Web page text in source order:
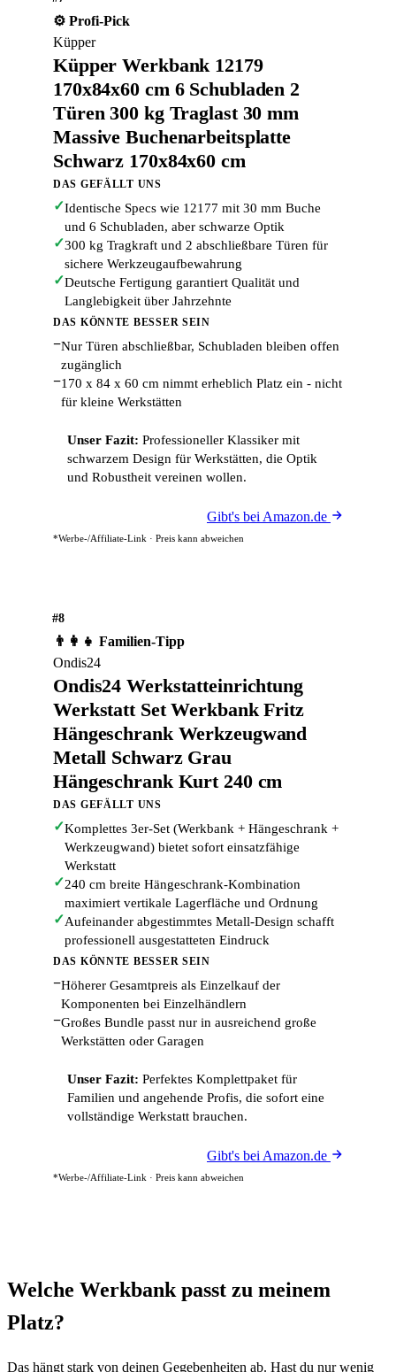
⚙️ Profi-Pick
Küpper
Küpper Werkbank 12179
170x84x60 cm 6 Schubladen 2
Türen 300 kg Traglast 30 mm
Massive Buchenarbeitsplatte
Schwarz 170x84x60 cm
DAS GEFÄLLT UNS
✓Identische Specs wie 12177 mit 30 mm Buche
und 6 Schubladen, aber schwarze Optik
✓300 kg Tragkraft und 2 abschließbare Türen für
sichere Werkzeugaufbewahrung
✓Deutsche Fertigung garantiert Qualität und
Langlebigkeit über Jahrzehnte
DAS KÖNNTE BESSER SEIN
−Nur Türen abschließbar, Schubladen bleiben offen
zugänglich
−170 x 84 x 60 cm nimmt erheblich Platz ein - nicht
für kleine Werkstätten
Unser Fazit: Professioneller Klassiker mit
schwarzem Design für Werkstätten, die Optik
und Robustheit vereinen wollen.
Gibt's bei Amazon.de
*Werbe-/Affiliate-Link · Preis kann abweichen
#8
👨‍👩‍👧 Familien-Tipp
Ondis24
Ondis24 Werkstatteinrichtung
Werkstatt Set Werkbank Fritz
Hängeschrank Werkzeugwand
Metall Schwarz Grau
Hängeschrank Kurt 240 cm
DAS GEFÄLLT UNS
✓Komplettes 3er-Set (Werkbank + Hängeschrank +
Werkzeugwand) bietet sofort einsatzfähige
Werkstatt
✓240 cm breite Hängeschrank-Kombination
maximiert vertikale Lagerfläche und Ordnung
✓Aufeinander abgestimmtes Metall-Design schafft
professionell ausgestatteten Eindruck
DAS KÖNNTE BESSER SEIN
−Höherer Gesamtpreis als Einzelkauf der
Komponenten bei Einzelhändlern
−Großes Bundle passt nur in ausreichend große
Werkstätten oder Garagen
Unser Fazit: Perfektes Komplettpaket für
Familien und angehende Profis, die sofort eine
vollständige Werkstatt brauchen.
Gibt's bei Amazon.de
*Werbe-/Affiliate-Link · Preis kann abweichen
Welche Werkbank passt zu meinem
Platz?
Das hängt stark von deinen Gegebenheiten ab. Hast du nur wenig